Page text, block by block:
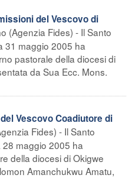
del Vescovo di
(Agenzia Fides) - Il Santo
31 maggio 2005 ha
pastorale della diocesi di
da Sua Ecc. Mons.
Vescovo Coadiutore di
Fides) - Il Santo
maggio 2005 ha
della diocesi di Okigwe
Amanchukwu Amatu,